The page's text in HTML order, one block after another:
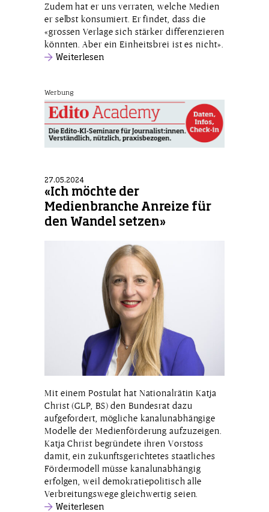
Zudem hat er uns verraten, welche Medien
er selbst konsumiert. Er findet, dass die
«grossen Verlage sich stärker differenzieren
könnten. Aber ein Einheitsbrei ist es nicht».
Weiterlesen
Werbung
27.05.2024
«Ich möchte der
Medienbranche Anreize für
den Wandel setzen»
Mit einem Postulat hat Nationalrätin Katja
Christ (GLP, BS) den Bundesrat dazu
aufgefordert, mögliche kanalunabhängige
Modelle der Medienförderung aufzuzeigen.
Katja Christ begründete ihren Vorstoss
damit, ein zukunftsgerichtetes staatliches
Fördermodell müsse kanalunabhängig
erfolgen, weil demokratiepolitisch alle
Verbreitungswege gleichwertig seien.
Weiterlesen